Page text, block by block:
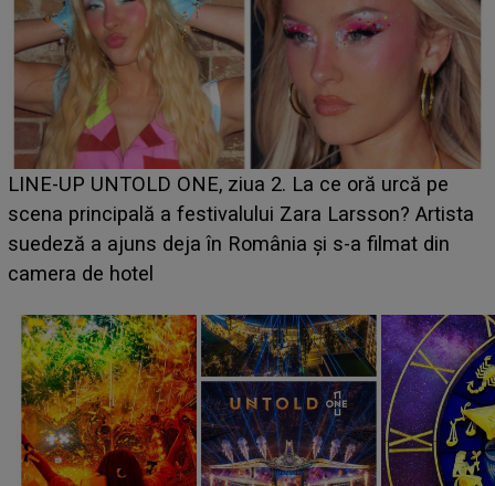
Ce a dezvăluit noua concurentă din "Casa Iubirii" l-a
luat prin surprindere pe Emanuel. CINE ESTE
BĂIATUL VIZAT de Alexandra?! Aflându-se în fața
faptului împlinit, A RECUNOSCUT IMEDIAT: "Am